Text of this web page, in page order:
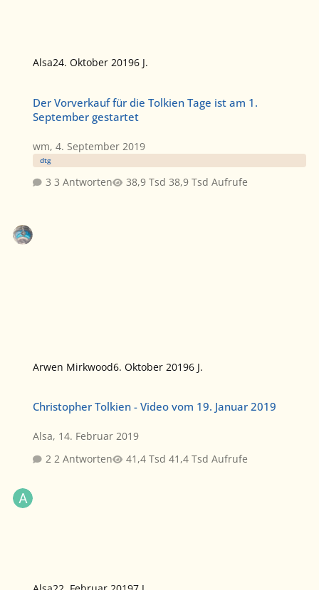
Alsa24. Oktober 20196 J.
Der Vorverkauf für die Tolkien Tage ist am 1.
September gestartet
wm,4. September 2019
dtg
3 Antworten 38,9 Tsd Aufrufe
Arwen Mirkwood6. Oktober 20196 J.
Christopher Tolkien - Video vom 19. Januar 2019
Alsa, 14. Februar 2019
2 Antworten
41,4 Tsd Aufrufe